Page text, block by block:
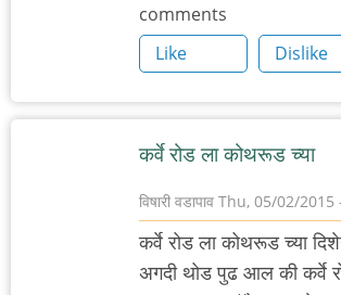
comments
Like
Dislike
कर्वे रोड ला कोथरूड च्या
विषारी वडापाव Thu, 05/02/2015
कर्वे रोड ला कोथरूड च्या
अगदी थोड पुढ आल की कर्वे